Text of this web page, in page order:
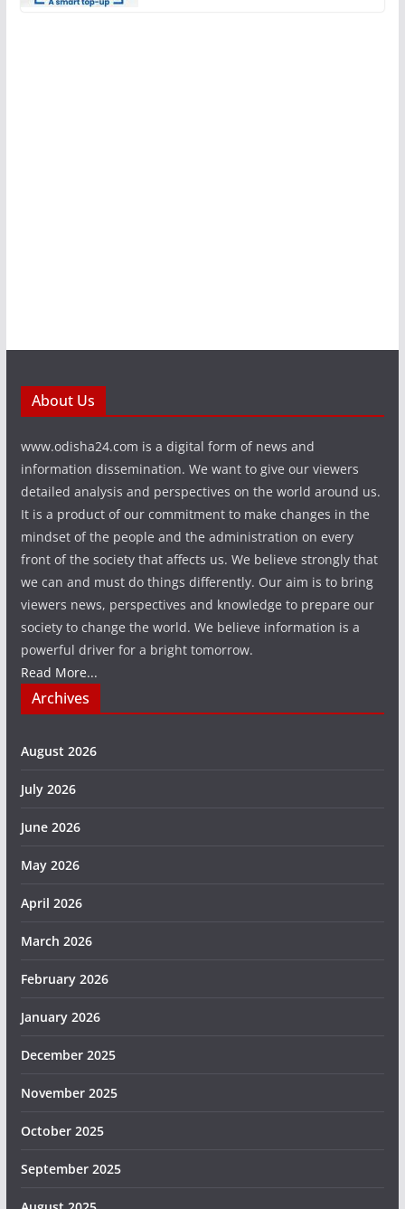
About Us
www.odisha24.com is a digital form of news and
information dissemination. We want to give our viewers
detailed analysis and perspectives on the world around us.
It is a product of our commitment to make changes in the
mindset of the people and the administration on every
front of the society that affects us. We believe strongly that
we can and must do things differently. Our aim is to bring
viewers news, perspectives and knowledge to prepare our
society to change the world. We believe information is a
powerful driver for a bright tomorrow.
Read More...
Archives
August 2026
July 2026
June 2026
May 2026
April 2026
March 2026
February 2026
January 2026
December 2025
November 2025
October 2025
September 2025